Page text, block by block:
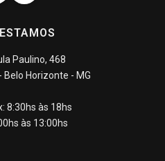
Paulino, 468
Horizonte - MG
8:30hs às 18hs
às 13:00hs